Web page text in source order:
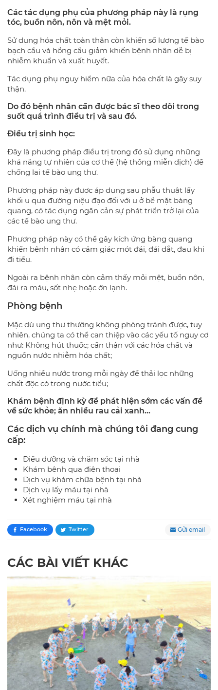
Các tác dụng phụ của phương pháp này là rụng
tóc, buồn nôn, nôn và mệt mỏi.
Sử dụng hóa chất toàn thân còn khiến số lượng tế bào
bạch cầu và hồng cầu giảm khiến bệnh nhân dễ bị
nhiễm khuẩn và xuất huyết.
Tác dụng phụ nguy hiểm nữa của hóa chất là gây suy
thận.
Do đó bệnh nhân cần được bác sĩ theo dõi trong
suốt quá trình điều trị và sau đó.
Điều trị sinh học:
Đây là phương pháp điều trị trong đó sử dụng những
khả năng tự nhiên của cơ thể (hệ thống miễn dịch) để
chống lại tế bào ung thư.
Phương pháp này được áp dụng sau phẫu thuật lấy
khối u qua đường niệu đạo đối với u ở bề mặt bàng
quang, có tác dụng ngăn cản sự phát triển trở lại của
các tế bào ung thư.
Phương pháp này có thể gây kích ứng bàng quang
khiến bệnh nhân có cảm giác mót đái, đái dắt, đau khi
đi tiểu.
Ngoài ra bệnh nhân còn cảm thấy mỏi mệt, buồn nôn,
đái ra máu, sốt nhẹ hoặc ớn lạnh.
Phòng bệnh
Mặc dù ung thư thường không phòng tránh được, tuy
nhiên, chúng ta có thể can thiệp vào các yếu tố nguy cơ
như: Không hút thuốc; cẩn thận với các hóa chất và
nguồn nước nhiễm hóa chất;
Uống nhiều nước trong mỗi ngày để thải lọc những
chất độc có trong nước tiểu;
Khám bệnh định kỳ để phát hiện sớm các vấn đề
về sức khỏe; ăn nhiều rau cải xanh…
Các dịch vụ chính mà chúng tôi đang cung
cấp:
Điều dưỡng và chăm sóc tại nhà
Khám bệnh qua điện thoại
Dịch vụ khám chữa bệnh tại nhà
Dịch vụ lấy máu tại nhà
Xét nghiệm máu tại nhà
Facebook Twitter Gửi email
CÁC BÀI VIẾT KHÁC